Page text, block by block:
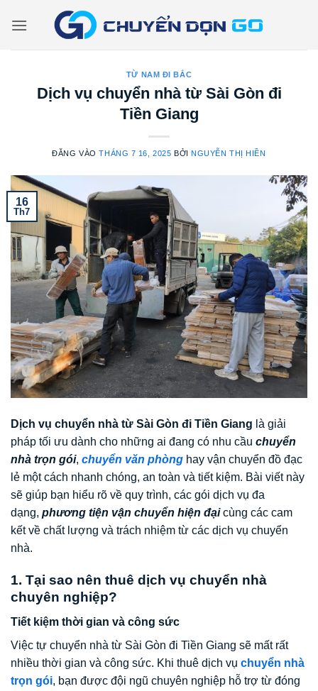
qua
TỪ NAM ĐI BẮC
Dịch vụ chuyển nhà từ Sài Gòn đi
Tiền Giang
ĐĂNG VÀOTHÁNG 7 16, 2025 BỞINGUYỄN THỊ HIỀN
16
Th7
Dịch vụ chuyển nhà từ Sài Gòn đi Tiền Giang là giải
pháp tối ưu dành cho những ai đang có nhu cầu chuyển
nhà trọn gói, chuyển văn phòng hay vận chuyển đồ đạc
lẻ một cách nhanh chóng, an toàn và tiết kiệm. Bài viết này
sẽ giúp bạn hiểu rõ về quy trình, các gói dịch vụ đa
dạng, phương tiện vận chuyển hiện đạicùng các cam
kết về chất lượng và trách nhiệm từ các dịch vụ chuyển
nhà.
1. Tại sao nên thuê dịch vụ chuyển nhà
chuyên nghiệp?
Tiết kiệm thời gian và công sức
Việc tự chuyển nhà từ Sài Gòn đi Tiền Giang sẽ mất rất
nhiều thời gian và công sức. Khi thuê dịch vụ chuyển nhà
trọn gói, bạn được đội ngũ chuyên nghiệp hỗ trợ từ đóng